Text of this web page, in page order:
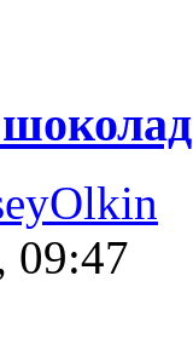
09:47